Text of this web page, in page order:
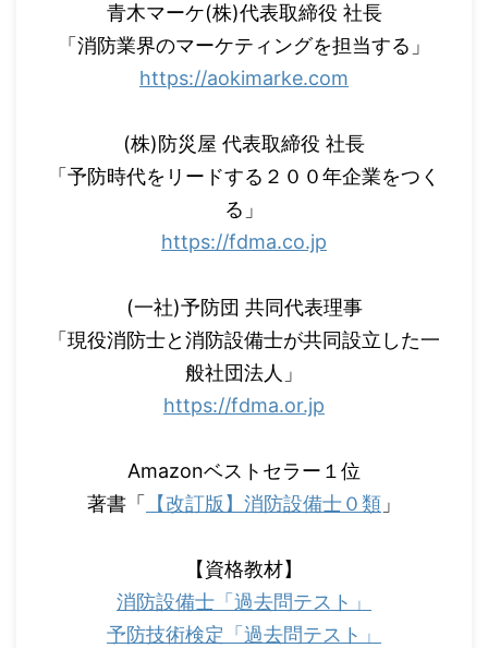
青木マーケ(株)代表取締役 社長
「消防業界のマーケティングを担当する」
https://aokimarke.com
(株)防災屋 代表取締役 社長
「予防時代をリードする２００年企業をつく
る」
https://fdma.co.jp
(一社)予防団 共同代表理事
「現役消防士と消防設備士が共同設立した一
般社団法人」
https://fdma.or.jp
Amazonベストセラー１位
著書「
【改訂版】消防設備士０類 」
【資格教材】
消防設備士「過去問テスト」
予防技術検定「過去問テスト」